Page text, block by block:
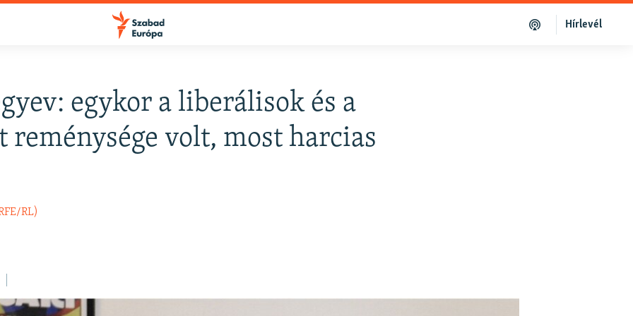
Hírlevél
egykor a liberálisok és a
reménysége volt, most harcias
RL)